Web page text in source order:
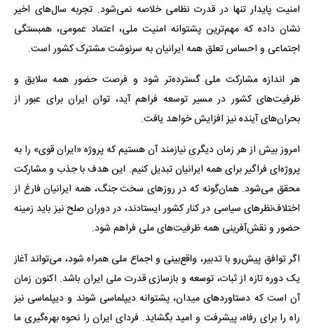
امنیت پایدار تنها در قدرت نظامی خلاصه نمی‌شود. تجربه سال‌های اخیر
نشان داده که مهم‌ترین پشتوانه امنیت ملی، اعتماد عمومی، همبستگی
اجتماعی و احساس تعلق همه ایرانیان به سرنوشت مشترک کشور است.
هر اندازه مشارکت ملی گسترده‌تر شود و فرصت حضور همه سلایق و
ظرفیت‌های کشور در مسیر توسعه فراهم آید، توان ایران برای عبور از
بحران‌های آینده نیز افزایش خواهد یافت.
امروز بیش از هر زمان دیگری نیازمند آن هستیم که پروژه «ایران قوی» را به
پروژه‌ای فراگیر برای همه ایرانیان تبدیل کنیم. این هدف با جذب و مشارکت
محقق می‌شود. همان‌گونه که در روزهای سخت جنگ، همه ایرانیان فارغ از
اختلاف‌نظرهای سیاسی در کنار کشور ایستادند، در دوران صلح نیز باید زمینه
حضور و نقش‌آفرینی همه ظرفیت‌های ملی فراهم شود.
اگر توافق پیش‌رو با تدبیر، واقع‌بینی و اجماع ملی همراه شود، می‌تواند آغاز
یک دوره تازه از ثبات، توسعه و بازسازی قدرت ملی ایران باشد. اکنون زمان
آن است که دستاوردهای میدان، پشتوانه دیپلماسی شوند و دیپلماسی نیز
راه را برای رفاه، پیشرفت و امید بگشاید. فردای ایران را نحوه بهره‌گیری ما